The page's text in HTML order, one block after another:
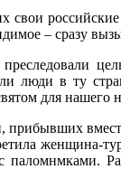
– сразу
в ту
для нашего
прибывших